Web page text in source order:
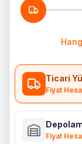
Ticari
Fiyat
Fiyat